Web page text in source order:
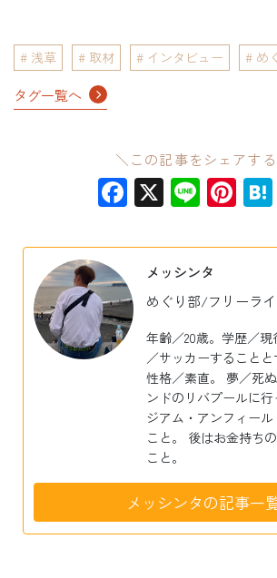
浅草 取材 インタビュー め
タグ一覧へ
＼この記事をシェアす
Facebook
X Line
メッシンタ
めぐり部/フリーラ
年齢／20歳。学歴／
／サッカーすることと
性格／素直。 夢／死
ンドのリバプールに
ジアム・アンフィー
こと。 後はお金持ち
こと。
メッシンタの記事一